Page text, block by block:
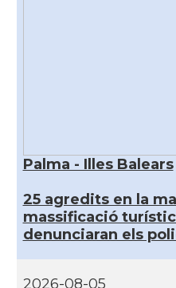
Palma - Illes Balears
25 agredits en la
massificació
denunciaran els
2026-08-05